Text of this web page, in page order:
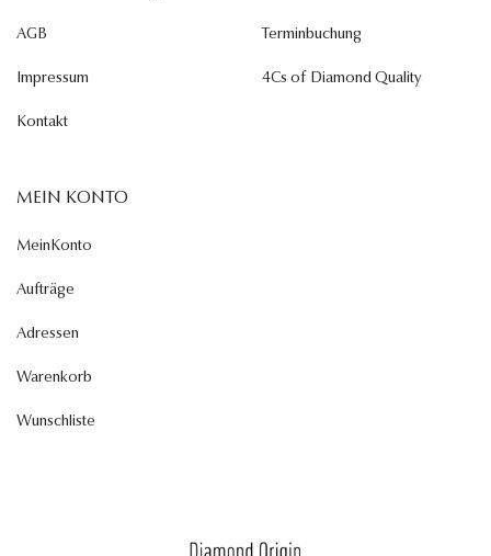
AGB
Impressum
Kontakt
Terminbuchung
4Cs of Diamond Quality
MEIN KONTO
MeinKonto
Aufträge
Adressen
Warenkorb
Wunschliste